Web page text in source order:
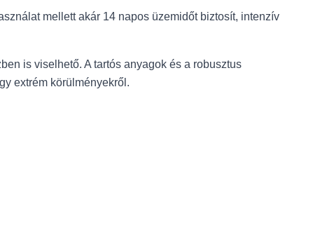
mellett akár 14 napos üzemidőt biztosít, intenzív
is viselhető. A tartós anyagok és a robusztus
extrém körülményekről.